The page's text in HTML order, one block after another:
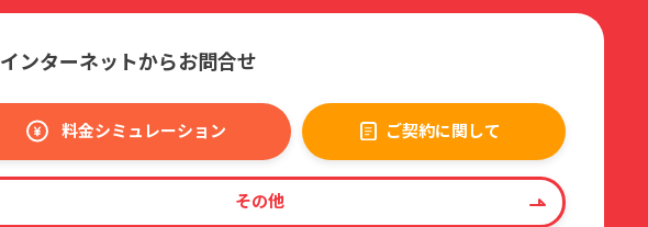
インターネットからお問合せ
料金シミュレーション ご契約に関して
その他